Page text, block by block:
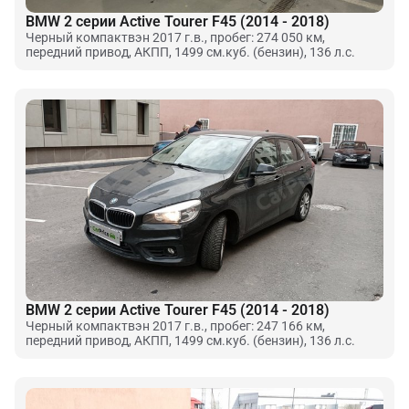
BMW 2 серии Active Tourer F45 (2014 - 2018)
Черный компактвэн 2017 г.в., пробег: 274 050 км,
передний привод, АКПП, 1499 см.куб. (бензин), 136 л.с.
BMW 2 серии Active Tourer F45 (2014 - 2018)
Черный компактвэн 2017 г.в., пробег: 247 166 км,
передний привод, АКПП, 1499 см.куб. (бензин), 136 л.с.